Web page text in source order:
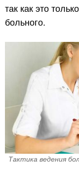
так как это
больного.
Тактика ведения